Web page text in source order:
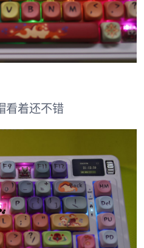
看着还不错